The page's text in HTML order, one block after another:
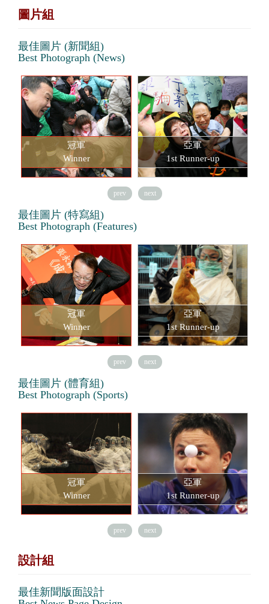
圖片組
最佳圖片 (新聞組)
Best Photograph (News)
冠軍
Winner
亞軍
1st Runner-up
prev next
最佳圖片 (特寫組)
Best Photograph (Features)
冠軍
Winner
亞軍
1st Runner-up
prev next
最佳圖片 (體育組)
Best Photograph (Sports)
冠軍
Winner
亞軍
1st Runner-up
prev next
設計組
最佳新聞版面設計